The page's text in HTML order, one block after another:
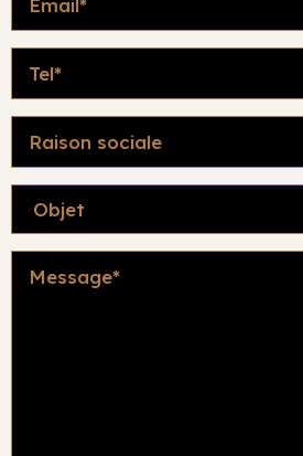
mail(Nécessaire)
sociale